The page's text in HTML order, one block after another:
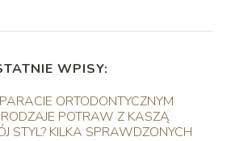
WPISY:
ORTODONTYCZNYM
POTRAW Z KASZĄ
STYL? KILKA SPRAWDZONYCH